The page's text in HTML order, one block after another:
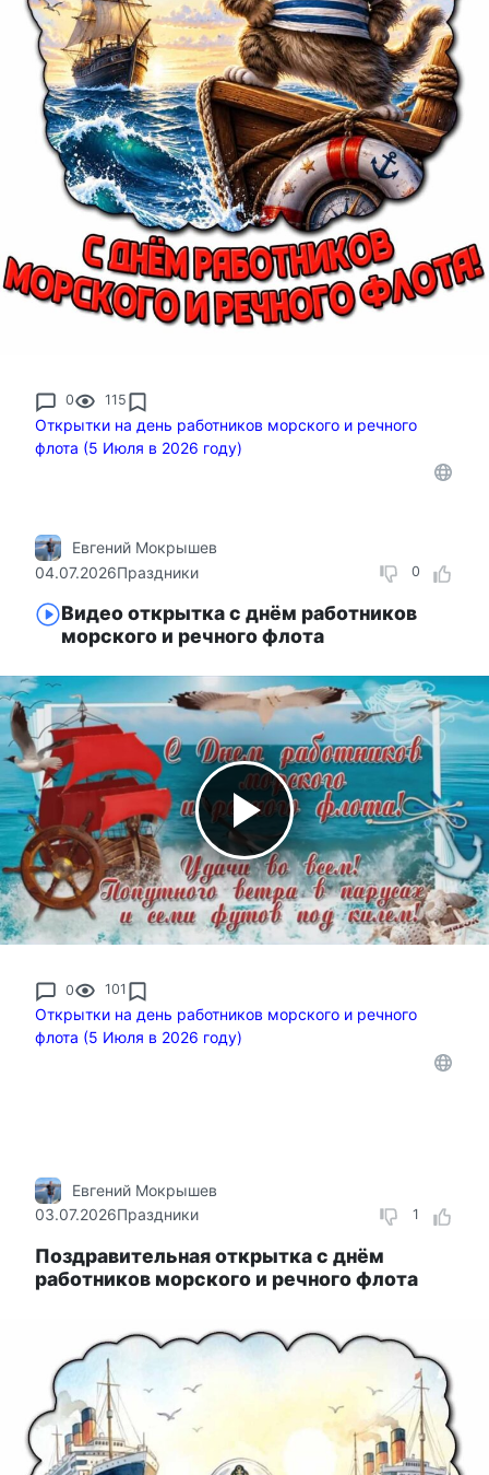
0 115
Открытки на день работников морского и речного
флота (5 Июля в 2026 году)
0
Евгений Мокрышев
04.07.2026Праздники
Видео открытка с днём работников
морского и речного флота
0 101
Открытки на день работников морского и речного
флота (5 Июля в 2026 году)
1
Евгений Мокрышев
03.07.2026Праздники
Поздравительная открытка с днём
работников морского и речного флота